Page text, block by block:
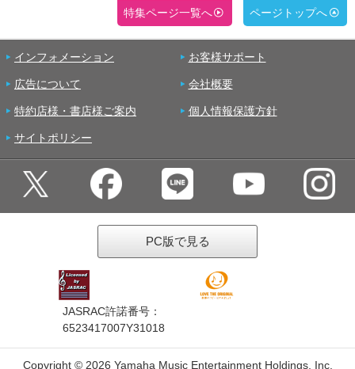
特集ページ一覧へ ページトップへ
インフォメーション お客様サポート
広告について 会社概要
特約店様・書店様ご案内 個人情報保護方針
サイトポリシー
PC版で見る
JASRAC許諾番号：
6523417007Y31018
Copyright © 2026 Yamaha Music Entertainment Holdings, Inc.